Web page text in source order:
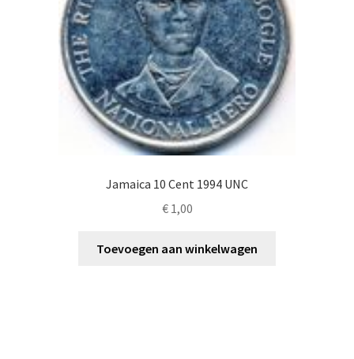
Jamaica 10 Cent 1994 UNC
€1,00
Toevoegen aan winkelwagen